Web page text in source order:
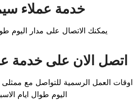
خدمة عملاء
يمكنك الاتصال على مدار اليوم
اتصل الان على خدمة
اوقات العمل الرسمية للتواصل مع ممثلى
اليوم طوال ايام